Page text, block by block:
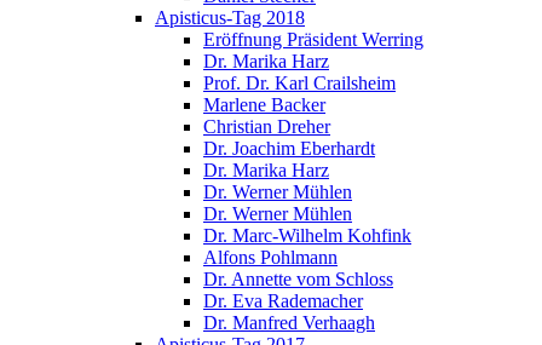
Apisticus-Tag 2018
Eröffnung Präsident Werring
Dr. Marika Harz
Prof. Dr. Karl Crailsheim
Marlene Backer
Christian Dreher
Dr. Joachim Eberhardt
Dr. Marika Harz
Dr. Werner Mühlen
Dr. Werner Mühlen
Dr. Marc-Wilhelm Kohfink
Alfons Pohlmann
Dr. Annette vom Schloss
Dr. Eva Rademacher
Dr. Manfred Verhaagh